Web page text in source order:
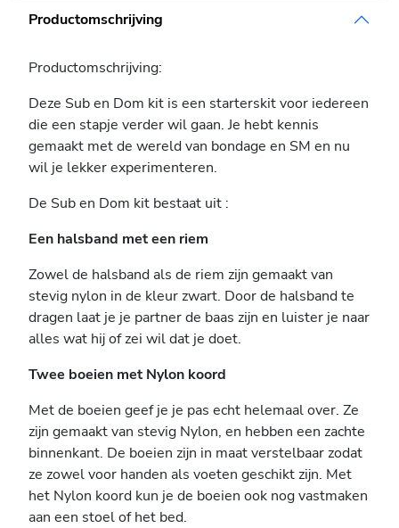
Productomschrijving
Productomschrijving:
Deze Sub en Dom kit is een starterskit voor iedereen
die een stapje verder wil gaan. Je hebt kennis
gemaakt met de wereld van bondage en SM en nu
wil je lekker experimenteren.
De Sub en Dom kit bestaat uit :
Een halsband met een riem
Zowel de halsband als de riem zijn gemaakt van
stevig nylon in de kleur zwart. Door de halsband te
dragen laat je je partner de baas zijn en luister je naar
alles wat hij of zei wil dat je doet.
Twee boeien met Nylon koord
Met de boeien geef je je pas echt helemaal over. Ze
zijn gemaakt van stevig Nylon, en hebben een zachte
binnenkant. De boeien zijn in maat verstelbaar zodat
ze zowel voor handen als voeten geschikt zijn. Met
het Nylon koord kun je de boeien ook nog vastmaken
aan een stoel of het bed.